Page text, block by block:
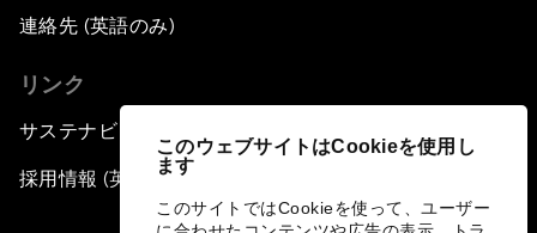
このウェブサイトはCookieを使用し
ます
このサイトではCookieを使って、ユーザー
連絡先 (英語のみ)
リンク
サステナビリティへの取り組み
採用情報 (英語のみ)